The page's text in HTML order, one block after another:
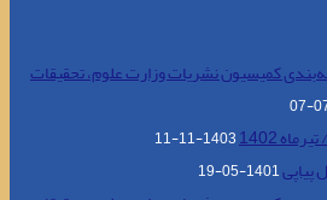
کمیسیون نشریات وزارت علوم، تحقیقات
1402
1403-11-11
1401-05-19